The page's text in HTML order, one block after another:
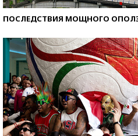
ПОСЛЕДСТВИЯ МОЩНОГО